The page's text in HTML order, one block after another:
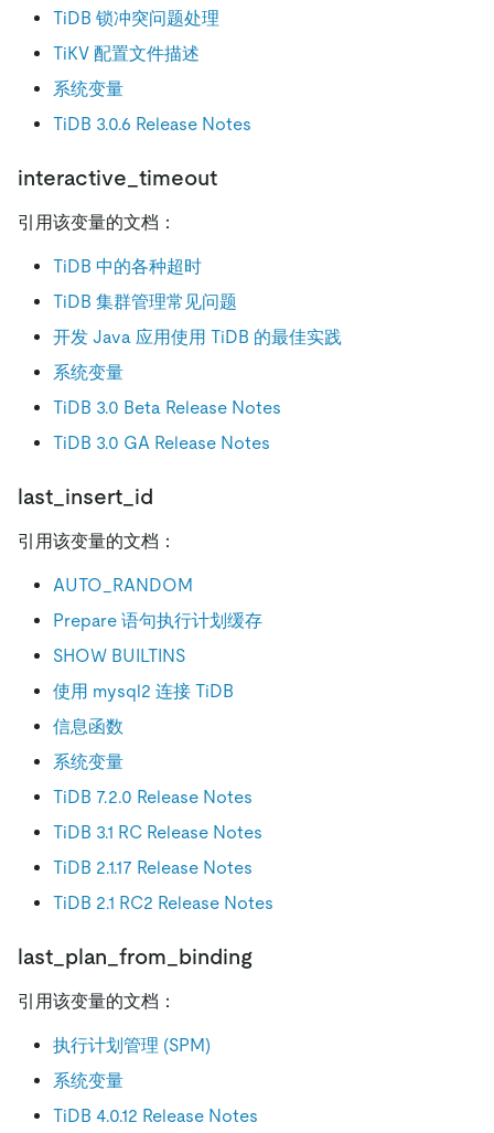
TiDB 锁冲突问题处理
TiKV 配置文件描述
系统变量
TiDB 3.0.6 Release Notes
interactive_timeout
引用该变量的文档：
TiDB 中的各种超时
TiDB 集群管理常见问题
开发 Java 应用使用 TiDB 的最佳实践
系统变量
TiDB 3.0 Beta Release Notes
TiDB 3.0 GA Release Notes
last_insert_id
引用该变量的文档：
AUTO_RANDOM
Prepare 语句执行计划缓存
SHOW BUILTINS
使用 mysql2 连接 TiDB
信息函数
系统变量
TiDB 7.2.0 Release Notes
TiDB 3.1 RC Release Notes
TiDB 2.1.17 Release Notes
TiDB 2.1 RC2 Release Notes
last_plan_from_binding
引用该变量的文档：
执行计划管理 (SPM)
系统变量
TiDB 4.0.12 Release Notes